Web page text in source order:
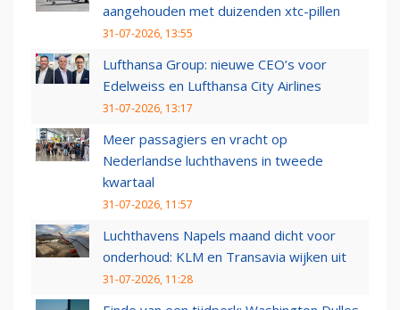
aangehouden met duizenden xtc-pillen
31-07-2026, 13:55
Lufthansa Group: nieuwe CEO’s voor
Edelweiss en Lufthansa City Airlines
31-07-2026, 13:17
Meer passagiers en vracht op
Nederlandse luchthavens in tweede
kwartaal
31-07-2026, 11:57
Luchthavens Napels maand dicht voor
onderhoud: KLM en Transavia wijken uit
31-07-2026, 11:28